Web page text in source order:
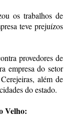
os trabalhos de
teve prejuízos
provedores de
empresa do setor
além de
do estado.
Velho: